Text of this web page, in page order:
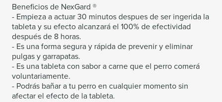
Beneficios de NexGard ®
- Empieza a actuar 30 minutos despues de ser ingerida la
tableta y su efecto alcanzará el 100% de efectividad
después de 8 horas.
- Es una forma segura y rápida de prevenir y eliminar
pulgas y garrapatas.
- Es una tableta con sabor a carne que el perro comerá
voluntariamente.
- Podrás bañar a tu perro en cualquier momento sin
afectar el efecto de la tableta.